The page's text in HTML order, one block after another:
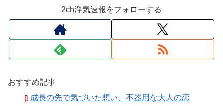
2ch浮気速報をフォローする
おすすめ記事
成長の先で気づいた想い、不器用な大人の恋